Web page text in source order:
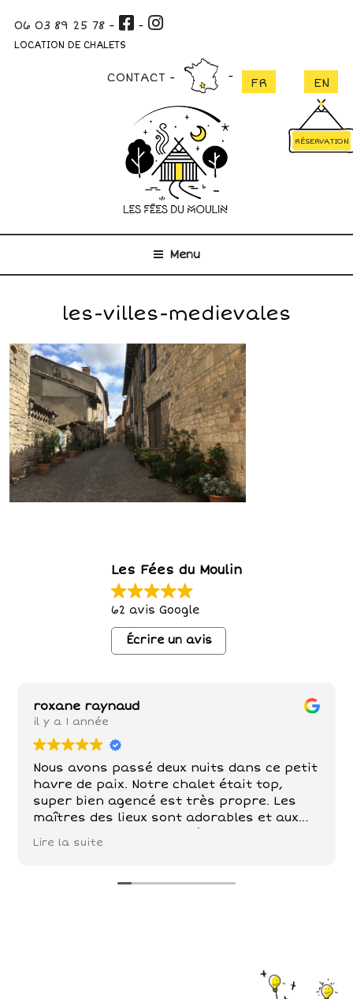
au
contenu
06 03 89 25 78- -
LOCATION DE CHALETS
CONTACT
Menu
RÉSERVATION
les-villes-medievales
Les Fées du Moulin
62 avis Google
Écrire un avis
roxane raynaud
il y a 1 année
Nous avons passé deux nuits dans ce petit
havre de paix. Notre chalet était top,
super bien agencé est très propre. Les
maîtres des lieux sont adorables et aux
chats sont nos compagnons dans ce petit
Lire la suite